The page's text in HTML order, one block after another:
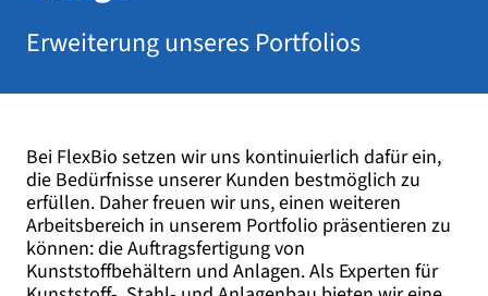
Erweiterung unseres Portfolios
Bei FlexBio setzen wir uns kontinuierlich dafür ein,
die Bedürfnisse unserer Kunden bestmöglich zu
erfüllen. Daher freuen wir uns, einen weiteren
Arbeitsbereich in unserem Portfolio präsentieren zu
können: die Auftragsfertigung von
Kunststoffbehältern und Anlagen. Als Experten für